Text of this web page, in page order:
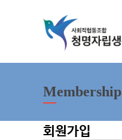
Membership
회원가입